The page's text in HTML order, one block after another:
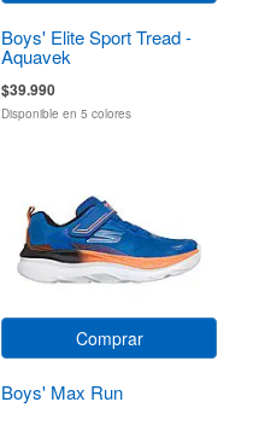
Boys' Elite Sport Tread -
Aquavek
$39.990
Disponible en 5 colores
Comprar
Boys' Max Run